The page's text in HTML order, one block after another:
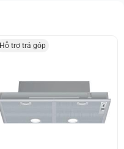
Hỗ trợ trả góp